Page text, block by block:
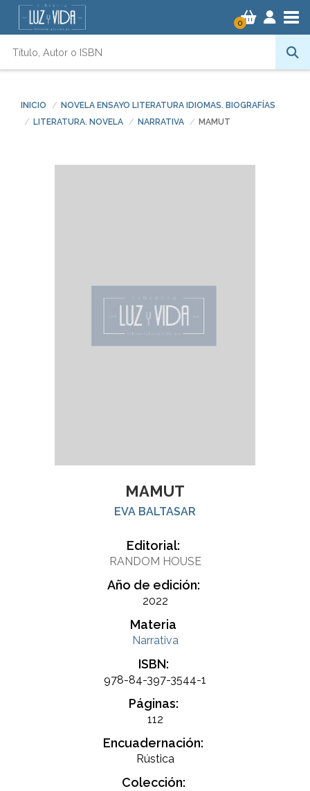
0
INICIO
NOVELA ENSAYO LITERATURA IDIOMAS. BIOGRAFÍAS
LITERATURA. NOVELA
NARRATIVA MAMUT
MAMUT
EVA BALTASAR
Editorial:
RANDOM HOUSE
Año de edición:
2022
Materia
Narrativa
ISBN:
978-84-397-3544-1
Páginas:
112
Encuadernación:
Rústica
Colección: